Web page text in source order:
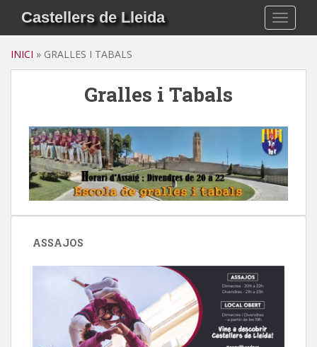
i
Castellers de Lleida
INICI » GRALLES I TABALS
Gralles i Tabals
ASSAJOS